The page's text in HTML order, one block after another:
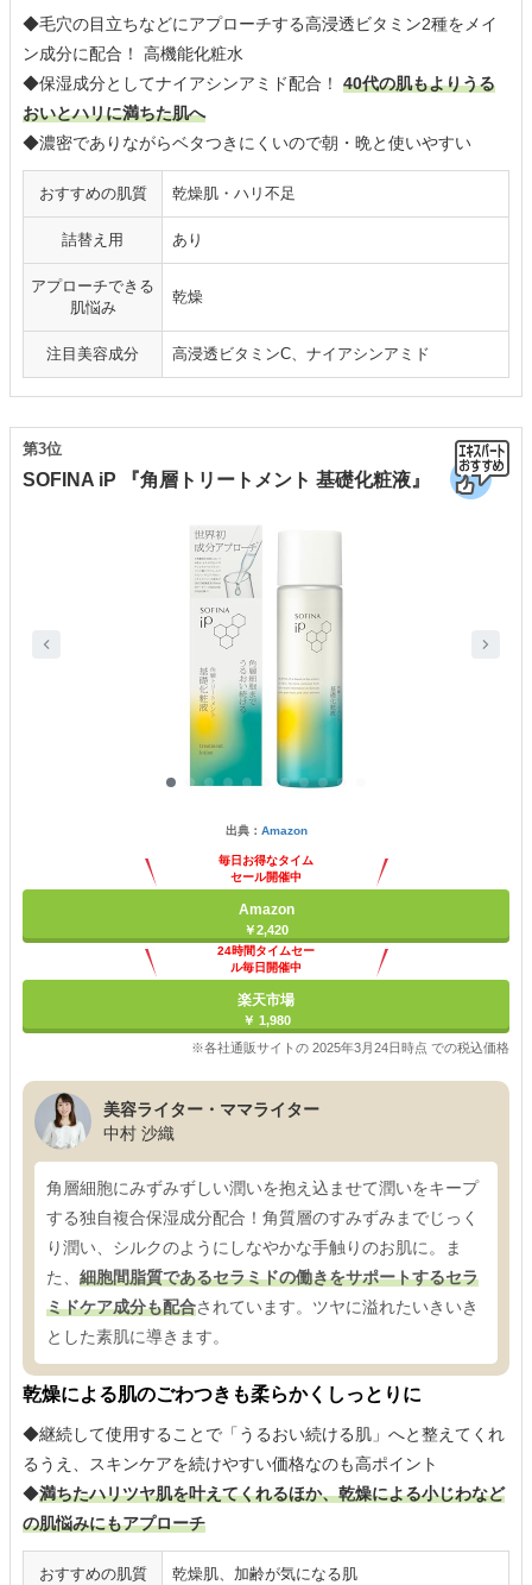
◆毛穴の目立ちなどにアプローチする高浸透ビタミン2種をメイ
ン成分に配合！ 高機能化粧水
◆保湿成分としてナイアシンアミド配合！ 40代の肌もよりうる
おいとハリに満ちた肌へ
◆濃密でありながらベタつきにくいので朝・晩と使いやすい
おすすめの肌質 乾燥肌・ハリ不足
詰替え用 あり
アプローチできる
肌悩み
乾燥
注目美容成分 高浸透ビタミンC、ナイアシンアミド
SOFINA iP 『角層トリートメント 基礎化粧液』
第3位
出典： Amazon
毎日お得なタイム
セール開催中
Amazon
￥2,420
24時間タイムセー
ル毎日開催中
楽天市場
￥ 1,980
※各社通販サイトの 2025年3月24日時点 での税込価格
美容ライター・ママライター
中村 沙織
角層細胞にみずみずしい潤いを抱え込ませて潤いをキープ
する独自複合保湿成分配合！角質層のすみずみまでじっく
り潤い、シルクのようにしなやかな手触りのお肌に。ま
た、 細胞間脂質であるセラミドの働きをサポートするセラ
ミドケア成分も配合されています。ツヤに溢れたいきいき
とした素肌に導きます。
乾燥による肌のごわつきも柔らかくしっとりに
◆継続して使用することで「うるおい続ける肌」へと整えてくれ
るうえ、スキンケアを続けやすい価格なのも高ポイント
◆満ちたハリツヤ肌を叶えてくれるほか、乾燥による小じわなど
の肌悩みにもアプローチ
おすすめの肌質 乾燥肌、加齢が気になる肌